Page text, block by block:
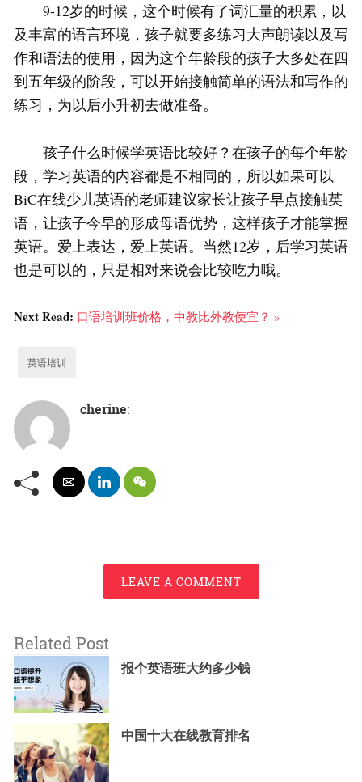
9-12岁的时候，这个时候有了词汇量的积累，以
及丰富的语言环境，孩子就要多练习大声朗读以及写
作和语法的使用，因为这个年龄段的孩子大多处在四
到五年级的阶段，可以开始接触简单的语法和写作的
练习，为以后小升初去做准备。
孩子什么时候学英语比较好？在孩子的每个年龄
段，学习英语的内容都是不相同的，所以如果可以
BiC在线少儿英语的老师建议家长让孩子早点接触英
语，让孩子今早的形成母语优势，这样孩子才能掌握
英语。爱上表达，爱上英语。当然12岁，后学习英语
也是可以的，只是相对来说会比较吃力哦。
Next Read: 口语培训班价格，中教比外教便宜？ »
英语培训
cherine:
LEAVE A COMMENT
Related Post
报个英语班大约多少钱
中国十大在线教育排名